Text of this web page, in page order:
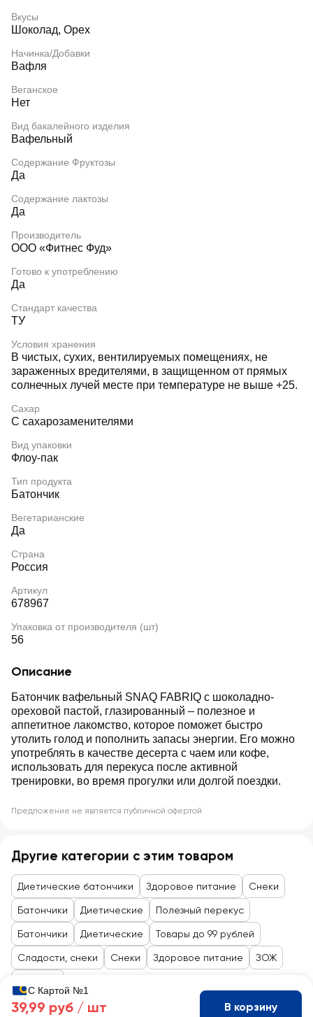
Вкусы
Шоколад, Орех
Начинка/Добавки
Вафля
Веганское
Нет
Вид бакалейного изделия
Вафельный
Содержание Фруктозы
Да
Содержание лактозы
Да
Производитель
ООО «Фитнес Фуд»
Готово к употреблению
Да
Стандарт качества
ТУ
Условия хранения
В чистых, сухих, вентилируемых помещениях, не
зараженных вредителями, в защищенном от прямых
солнечных лучей месте при температуре не выше +25.
Сахар
С сахарозаменителями
Вид упаковки
Флоу-пак
Тип продукта
Батончик
Вегетарианские
Да
Страна
Россия
Артикул
678967
Упаковка от производителя (шт)
56
Описание
Батончик вафельный SNAQ FABRIQ с шоколадно-
ореховой пастой, глазированный – полезное и
аппетитное лакомство, которое поможет быстро
утолить голод и пополнить запасы энергии. Его можно
употреблять в качестве десерта с чаем или кофе,
использовать для перекуса после активной
тренировки, во время прогулки или долгой поездки.
Предложение не является публичной офертой
Другие категории с этим товаром
Диетические батончики Здоровое питание Снеки
Батончики Диетические Полезный перекус
Батончики Диетические Товары до 99 рублей
Сладости, снеки Снеки Здоровое питание ЗОЖ
С Картой №1
39,99 руб / шт В корзину